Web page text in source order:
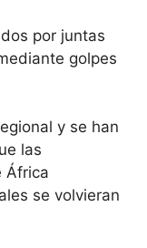
por juntas
golpes
y se han
las
África
se volvieran